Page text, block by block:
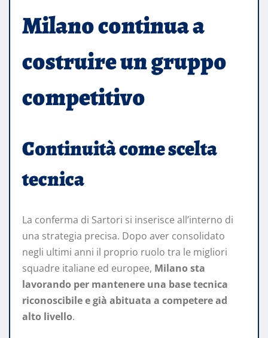
Milano continua a
costruire un gruppo
competitivo
Continuità come scelta
tecnica
La conferma di Sartori si inserisce all’interno di
una strategia precisa. Dopo aver consolidato
negli ultimi anni il proprio ruolo tra le migliori
squadre italiane ed europee, Milano sta
lavorando per mantenere una base tecnica
riconoscibile e già abituata a competere ad
alto livello.